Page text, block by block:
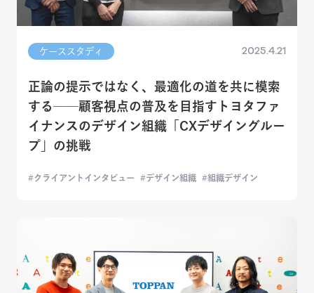
ケーススタディ 2025.4.21
正論の提示ではなく、最適化の道を共に模索
する──顧客視点の普及を目指すトヨタファ
イナンスのデザイン組織「CXデザイングルー
プ」の挑戦
クライアントインタビュー デザイン組織 組織デザイン